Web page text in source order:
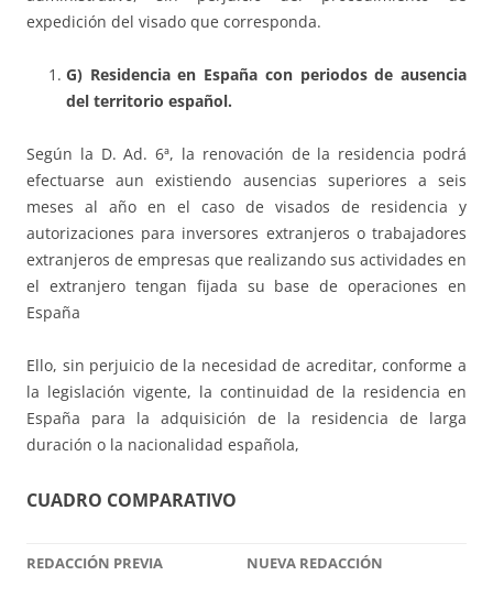
expedición del visado que corresponda.
G) Residencia en España con periodos de ausencia
del territorio español.
Según la D. Ad. 6ª, la renovación de la residencia podrá
efectuarse aun existiendo ausencias superiores a seis
meses al año en el caso de visados de residencia y
autorizaciones para inversores extranjeros o trabajadores
extranjeros de empresas que realizando sus actividades en
el extranjero tengan fijada su base de operaciones en
España
Ello, sin perjuicio de la necesidad de acreditar, conforme a
la legislación vigente, la continuidad de la residencia en
España para la adquisición de la residencia de larga
duración o la nacionalidad española,
CUADRO COMPARATIVO
REDACCIÓN PREVIA NUEVA REDACCIÓN